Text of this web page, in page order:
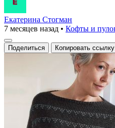
Екатерина Стогман
7 месяцев назад • Кофты и
Поделиться Копировать ссылку